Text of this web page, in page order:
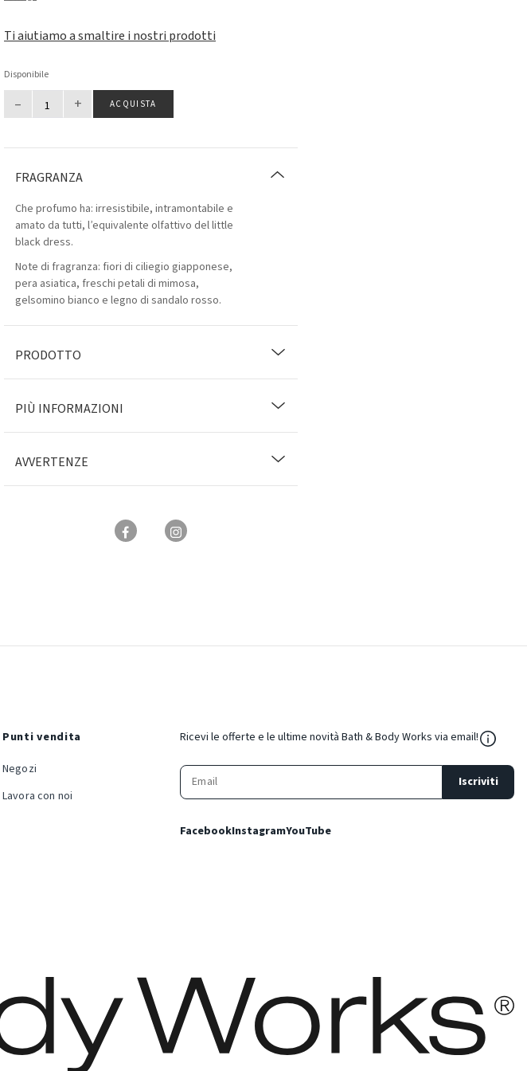
Ti aiutiamo a smaltire i nostri prodotti
Disponibile
– + ACQUISTA
FRAGRANZA
Che profumo ha: irresistibile, intramontabile e
amato da tutti, l’equivalente olfattivo del little
black dress.
Note di fragranza: fiori di ciliegio giapponese,
pera asiatica, freschi petali di mimosa,
gelsomino bianco e legno di sandalo rosso.
PRODOTTO
PIÙ INFORMAZIONI
AVVERTENZE
Punti vendita
Negozi
Lavora con noi
Ricevi le offerte e le ultime novità Bath & Body Works via email!
Iscriviti
FacebookInstagramYouTube